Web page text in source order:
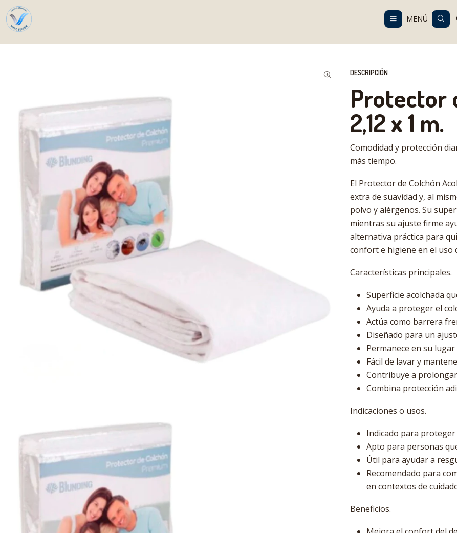
MENÚ
Despacho gratis en RM desde $100.000. Revisa las condiciones.
Protector de Colchón
DESCRIPCIÓN
Protector
2,12 x 1 m.
Comodidad y protección
más tiempo.
El Protector de Colchón
extra de suavidad y, al
polvo y alérgenos. Su
mientras su ajuste firme
alternativa práctica para
confort e higiene en el uso
Características principales.
Superficie acolchada
Ayuda a proteger el
Actúa como barrera
Diseñado para un
Permanece en su
Fácil de lavar y
Contribuye a
Combina protección
Indicaciones o usos.
Indicado para
Apto para personas
Útil para ayudar a
Recomendado para
en contextos de
Beneficios.